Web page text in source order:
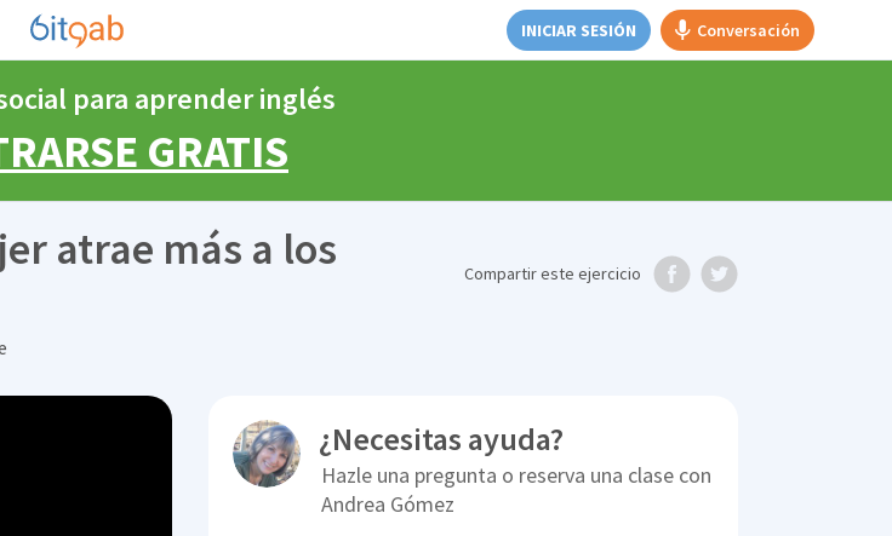
INICIAR SESIÓN Conversación
para aprender inglés
GRATIS
atrae más a los
Compartireste ejercicio
¿Necesitas ayuda?
Hazle una pregunta o reserva una clase con
Andrea Gómez